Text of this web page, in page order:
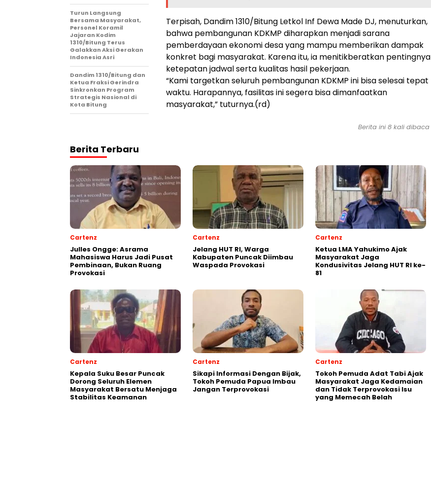
Terpisah, Dandim 1310/Bitung Letkol Inf Dewa Made DJ, menuturkan,
bahwa pembangunan KDKMP diharapkan menjadi sarana
pemberdayaan ekonomi desa yang mampu memberikan dampak
konkret bagi masyarakat. Karena itu, ia menitikberatkan pentingnya
ketepatan jadwal serta kualitas hasil pekerjaan.
“Kami targetkan seluruh pembangunan KDKMP ini bisa selesai tepat
waktu. Harapannya, fasilitas ini segera bisa dimanfaatkan
masyarakat,” tuturnya.(rd)
Turun Langsung
Bersama Masyarakat,
Personel Koramil
Jajaran Kodim
1310/Bitung Terus
Galakkan Aksi Gerakan
Indonesia Asri
Dandim 1310/Bitung dan
Ketua Fraksi Gerindra
Sinkronkan Program
Strategis Nasional di
Kota Bitung
Berita ini 8 kali dibaca
Berita Terbaru
Cartenz
Julles Ongge: Asrama
Mahasiswa Harus Jadi Pusat
Pembinaan, Bukan Ruang
Provokasi
Cartenz
Jelang HUT RI, Warga
Kabupaten Puncak Diimbau
Waspada Provokasi
Cartenz
Ketua LMA Yahukimo Ajak
Masyarakat Jaga
Kondusivitas Jelang HUT RI ke-
81
Cartenz
Kepala Suku Besar Puncak
Dorong Seluruh Elemen
Masyarakat Bersatu Menjaga
Stabilitas Keamanan
Cartenz
Sikapi Informasi Dengan Bijak,
Tokoh Pemuda Papua Imbau
Jangan Terprovokasi
Cartenz
Tokoh Pemuda Adat Tabi Ajak
Masyarakat Jaga Kedamaian
dan Tidak Terprovokasi Isu
yang Memecah Belah